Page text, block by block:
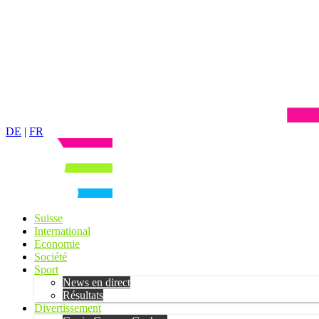
DE | FR
Suisse
International
Economie
Société
Sport
News en direct
Résultats
Divertissement